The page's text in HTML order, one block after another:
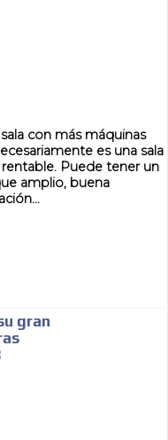
con más máquinas
es una sala
rentable. Puede tener un
amplio, buena
gran